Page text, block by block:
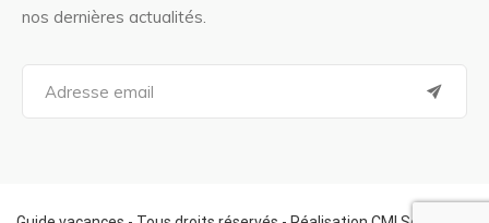
nos dernières actualités.
a
f